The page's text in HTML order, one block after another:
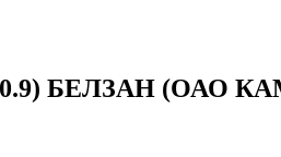
БЕЛЗАН (ОАО